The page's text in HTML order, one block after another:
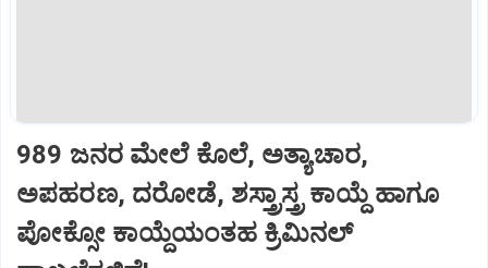
989 ಜನರ ಮೇಲೆ ಕೊಲೆ, ಅತ್ಯಾಚಾರ,
ಅಪಹರಣ, ದರೋಡೆ, ಶಸ್ತ್ರಾಸ್ತ್ರ ಕಾಯ್ದೆ ಹಾಗೂ
ಪೋಕ್ಸೋ ಕಾಯ್ದೆಯಂತಹ ಕ್ರಿಮಿನಲ್